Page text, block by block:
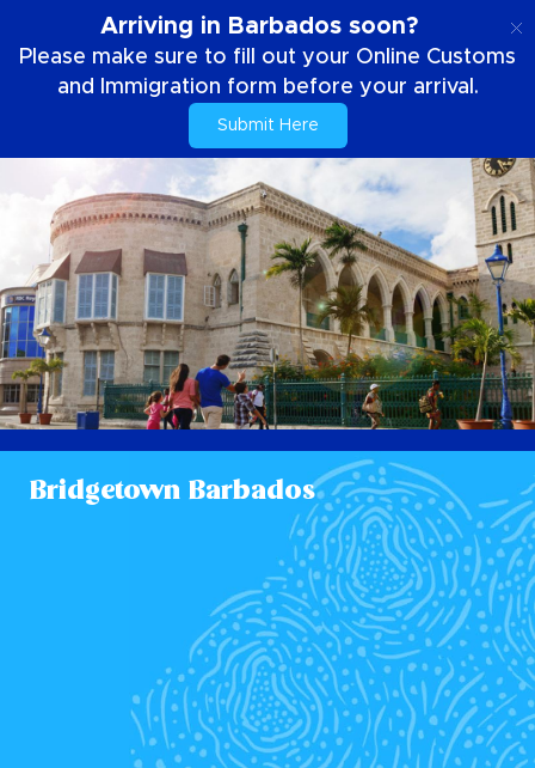
Arriving in Barbados soon?
Please make sure to fill out your Online Customs
and Immigration form before your arrival.
Submit Here
Bridgetown Barbados